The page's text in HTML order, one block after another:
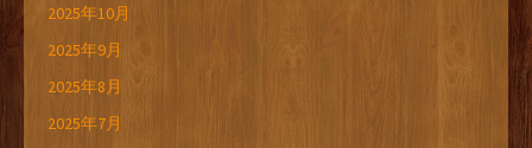
2025年10月
2025年9月
2025年8月
2025年7月